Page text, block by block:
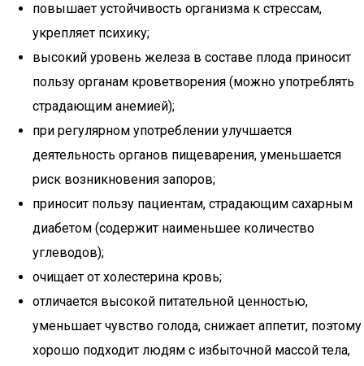
повышает устойчивость организма к стрессам,
укрепляет психику;
высокий уровень железа в составе плода приносит
пользу органам кроветворения (можно употреблять
страдающим анемией);
при регулярном употреблении улучшается
деятельность органов пищеварения, уменьшается
риск возникновения запоров;
приносит пользу пациентам, страдающим сахарным
диабетом (содержит наименьшее количество
углеводов);
очищает от холестерина кровь;
отличается высокой питательной ценностью,
уменьшает чувство голода, снижает аппетит, поэтому
хорошо подходит людям с избыточной массой тела,